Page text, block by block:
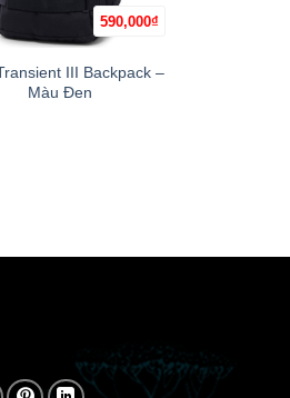
590,000₫
III Backpack –
Màu Đen